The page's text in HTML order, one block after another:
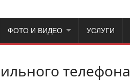
ФОТО И ВИДЕО УСЛУГИ
телефона